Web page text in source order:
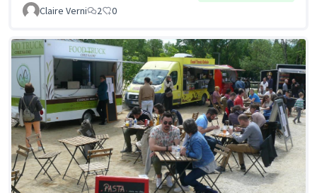
Claire Verni
2 0